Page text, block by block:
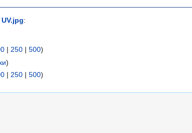
:
| 250 | 500)
)
| 250 | 500)